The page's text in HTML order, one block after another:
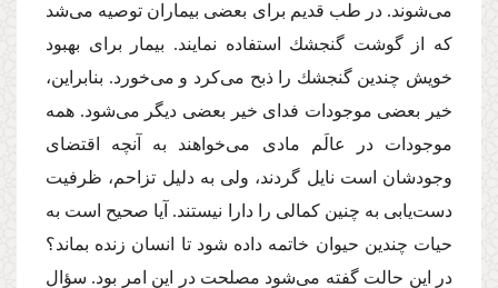
مى‌شوند. در طب قدیم براى بعضى بیماران توصیه مى‌شد
كه از گوشت گنجشك استفاده نمایند. بیمار براى بهبود
خویش چندین گنجشك را ذبح مى‌كرد و مى‌خورد. بنابراین،
خیر بعضى موجودات فداى خیر بعضى دیگر مى‌شود. همه
موجودات در عالَم مادى مى‌خواهند به آنچه اقتضاى
وجودشان است نایل گردند، ولى به دلیل تزاحم، ظرفیت
دست‌یابى به چنین كمالى را دارا نیستند. آیا صحیح است به
حیات چندین حیوان خاتمه داده شود تا انسان زنده بماند؟
در این حالت گفته مى‌شود مصلحت در این امر بود. سؤال